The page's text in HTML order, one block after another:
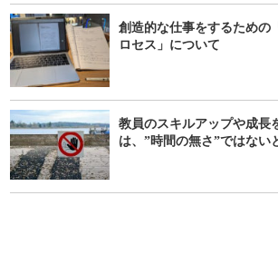
創造的な仕事をするための
ロセス」について
教員のスキルアップや成長
は、”時間の無さ”ではない